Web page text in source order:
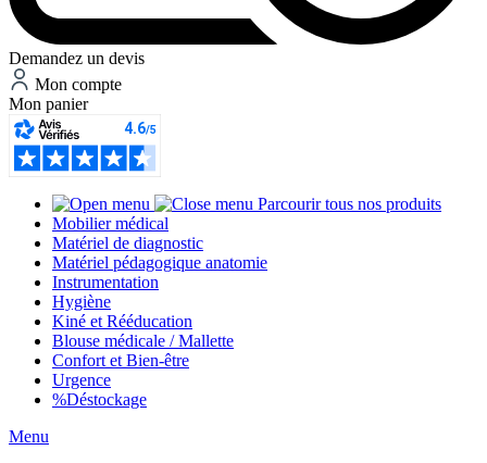
Demandez un devis
Mon compte
Mon panier
Parcourir tous nos produits
Mobilier médical
Matériel de diagnostic
Matériel pédagogique anatomie
Instrumentation
Hygiène
Kiné et Rééducation
Blouse médicale / Mallette
Confort et Bien-être
Urgence
%Déstockage
Menu